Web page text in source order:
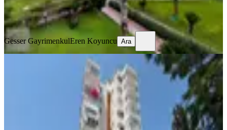
Gesser GayrimenkulEren Koyuncu
Ara
Gesser GayrimenkulEren Koyuncu Ara
Poyraz'dan Güzeloba Mah.de 1+1 55
M2 Eşyalı Kiralık Daire
Muratpaşa, Güzeloba Mahallesi
·70 m² 2. Kat·08.08.2026